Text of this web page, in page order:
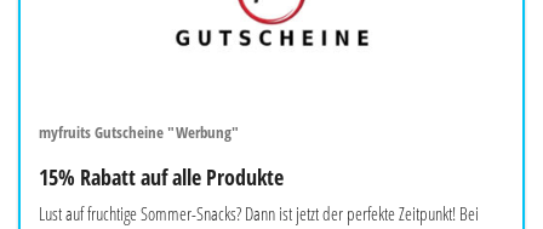
myfruits Gutscheine "Werbung"
15% Rabatt auf alle Produkte
Lust auf fruchtige Sommer-Snacks? Dann ist jetzt der perfekte Zeitpunkt! Bei